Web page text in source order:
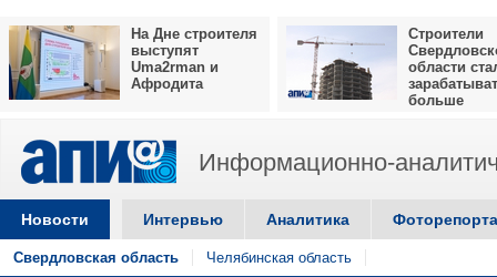
На Дне строителя
выступят
Uma2rman и
Афродита
Строители
области
больше
Информационно-
Новости Интервью Аналитика
Свердловская область Челябинская область